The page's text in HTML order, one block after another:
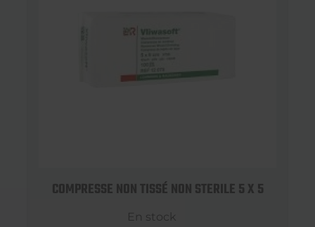
COMPRESSE NON TISSÉ NON STERILE 5 X 5
En stock